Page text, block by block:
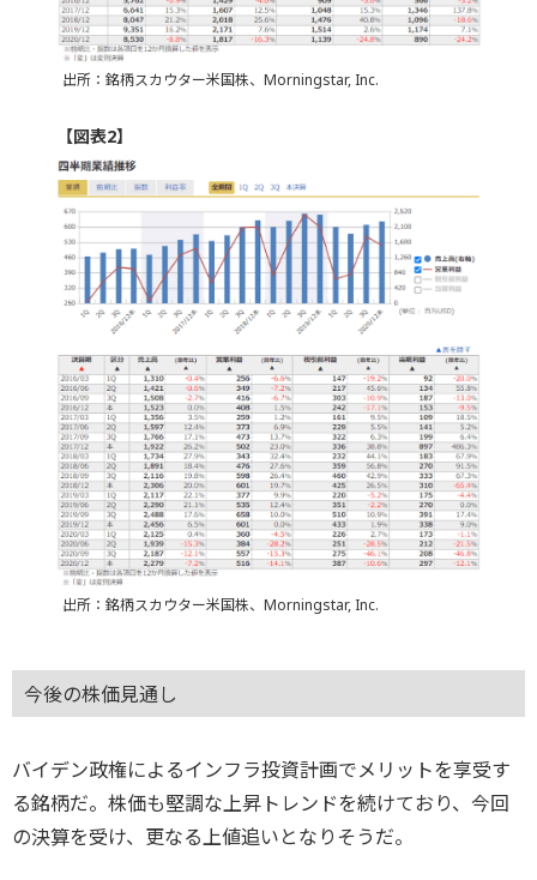
出所：銘柄スカウター米国株、Morningstar, Inc.
【図表2】
出所：銘柄スカウター米国株、Morningstar, Inc.
今後の株価見通し
バイデン政権によるインフラ投資計画でメリットを享受す
る銘柄だ。株価も堅調な上昇トレンドを続けており、今回
の決算を受け、更なる上値追いとなりそうだ。